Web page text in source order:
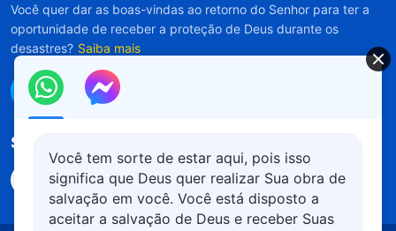
Você quer dar as boas-vindas ao retorno do Senhor para ter a
oportunidade de receber a proteção de Deus durante os
desastres? Saiba mais
Conecte-se conosco no Messenger
Siga-nos
Você tem sorte de estar aqui, pois isso
significa que Deus quer realizar Sua obra de
salvação em você. Você está disposto a
aceitar a salvação de Deus e receber Suas